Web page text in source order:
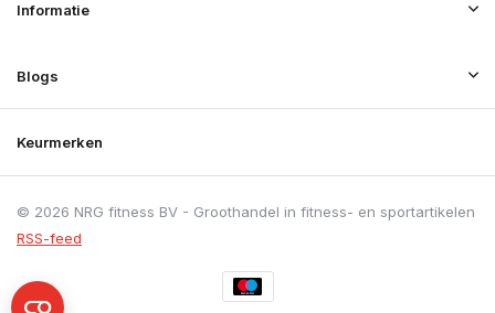
Informatie
Blogs
Keurmerken
© 2026 NRG fitness BV - Groothandel in fitness- en sportartikelen
RSS-feed